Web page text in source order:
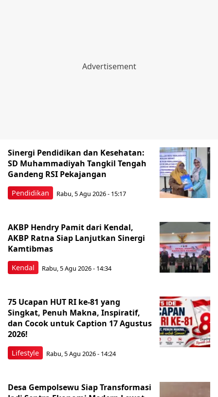
Pendidikan
Sinergi Pendidikan dan Kesehatan:
SD Muhammadiyah Tangkil Tengah
Gandeng RSI Pekajangan
Rabu, 5 Agu 2026 - 15:17
Kendal
AKBP Hendry Pamit dari Kendal,
AKBP Ratna Siap Lanjutkan Sinergi
Kamtibmas
Rabu, 5 Agu 2026 - 14:34
Lifestyle
75 Ucapan HUT RI ke-81 yang
Singkat, Penuh Makna, Inspiratif,
dan Cocok untuk Caption 17 Agustus
2026!
Rabu, 5 Agu 2026 - 14:24
Desa Gempolsewu Siap Transformasi